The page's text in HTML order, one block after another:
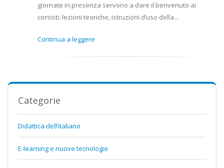
giornate in presenza servono a dare il benvenuto ai
corsisti: lezioni teoriche, istruzioni d’uso della...
Continua a leggere
Categorie
Didattica dell’italiano
E-learning e nuove tecnologie